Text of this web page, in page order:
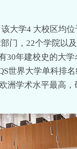
大学4 大校区均
门，22个学院以
30年建校史的大学
世界大学单科排
洲学术水平最高，